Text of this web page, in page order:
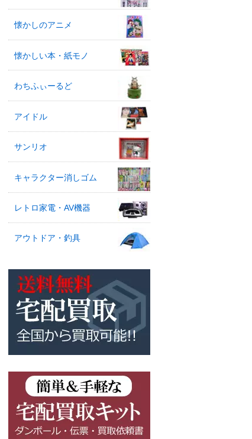
懐かしのアニメ
懐かしい本・紙モノ
わちふぃーるど
アイドル
サンリオ
キャラクター消しゴム
レトロ家電・AV機器
アウトドア・釣具